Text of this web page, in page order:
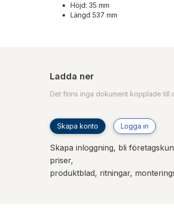
Höjd: 35 mm
Längd 537 mm
Ladda ner
Det finns inga dokument kopplade till
Skapa konto Logga in
Skapa inloggning, bli
priser,
produktblad, ritningar,